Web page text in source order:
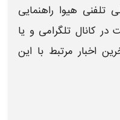
هیوا راهنمایی
کانال تلگرامی و یا
اخبار مرتبط با این